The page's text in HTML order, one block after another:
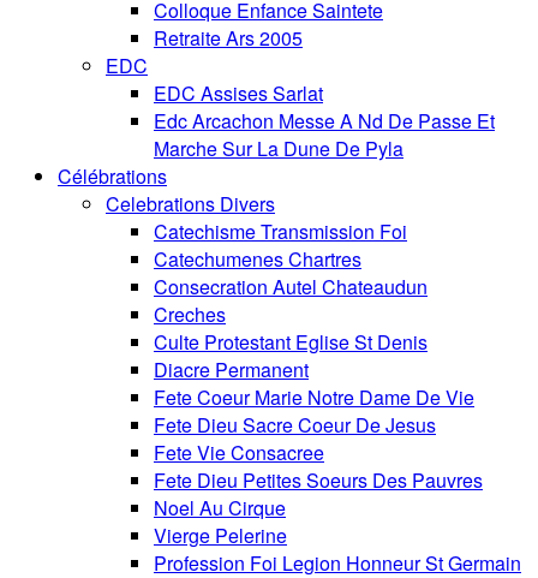
Colloque Enfance Saintete
Retraite Ars 2005
EDC
EDC Assises Sarlat
Edc Arcachon Messe A Nd De Passe Et
Marche Sur La Dune De Pyla
Célébrations
Celebrations Divers
Catechisme Transmission Foi
Catechumenes Chartres
Consecration Autel Chateaudun
Creches
Culte Protestant Eglise St Denis
Diacre Permanent
Fete Coeur Marie Notre Dame De Vie
Fete Dieu Sacre Coeur De Jesus
Fete Vie Consacree
Fete Dieu Petites Soeurs Des Pauvres
Noel Au Cirque
Vierge Pelerine
Profession Foi Legion Honneur St Germain